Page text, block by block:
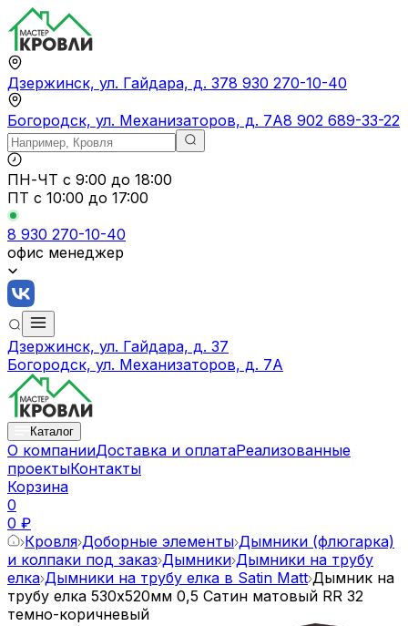
Дзержинск, ул. Гайдара, д. 378 930 270-10-40
Богородск, ул. Механизаторов, д. 7А8 902 689-33-22
ПН-ЧТ с 9:00 до 18:00
ПТ с 10:00 до 17:00
8 930 270-10-40
офис менеджер
Дзержинск, ул. Гайдара, д. 37
Богородск, ул. Механизаторов, д. 7А
Каталог
О компанииДоставка и оплатаРеализованные
проектыКонтакты
Корзина
0
0 ₽
Кровля Доборные элементы Дымники (флюгарка)
и колпаки под заказ Дымники Дымники на трубу
елка Дымники на трубу елка в Satin Matt Дымник на
трубу елка 530х520мм 0,5 Сатин матовый RR 32
темно-коричневый